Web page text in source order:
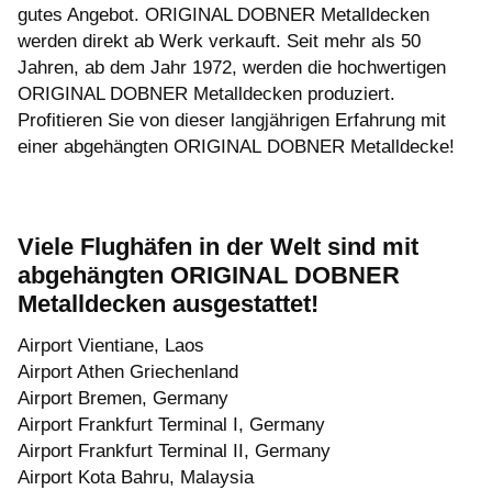
gutes Angebot. ORIGINAL DOBNER Metalldecken
werden direkt ab Werk verkauft. Seit mehr als 50
Jahren, ab dem Jahr 1972, werden die hochwertigen
ORIGINAL DOBNER Metalldecken produziert.
Profitieren Sie von dieser langjährigen Erfahrung mit
einer abgehängten ORIGINAL DOBNER Metalldecke!
Viele Flughäfen in der Welt sind mit
abgehängten ORIGINAL DOBNER
Metalldecken ausgestattet!
Airport Vientiane, Laos
Airport Athen Griechenland
Airport Bremen, Germany
Airport Frankfurt Terminal I, Germany
Airport Frankfurt Terminal II, Germany
Airport Kota Bahru, Malaysia